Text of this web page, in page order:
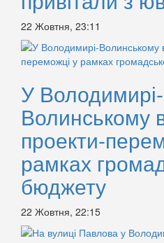
22 Жовтня, 23:11
У Володимирі-
Волинському
проекти-
рамках
бюджету
22 Жовтня, 22:15